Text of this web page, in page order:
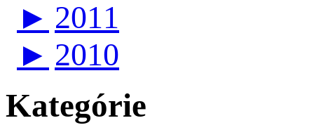
► 2011
► 2010
Kategórie